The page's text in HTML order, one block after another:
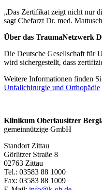
„Das Zertifikat zeigt nicht nur
sagt Chefarzt Dr. med.
Über das TraumaNetzwerk
Die Deutsche Gesellschaft für
wird sichergestellt, dass
Weitere Informationen finden
Unfallchirurgie und Orthopädie
Klinikum Oberlausitzer
gemeinnützige GmbH
Standort Zittau
Görlitzer Straße 8
02763 Zittau
Tel.: 03583 88 1000
Fax: 03583 88 1009